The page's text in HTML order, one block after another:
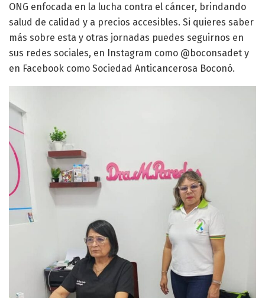
ONG enfocada en la lucha contra el cáncer, brindando
salud de calidad y a precios accesibles. Si quieres saber
más sobre esta y otras jornadas puedes seguirnos en
sus redes sociales, en Instagram como @boconsadet y
en Facebook como Sociedad Anticancerosa Boconó.